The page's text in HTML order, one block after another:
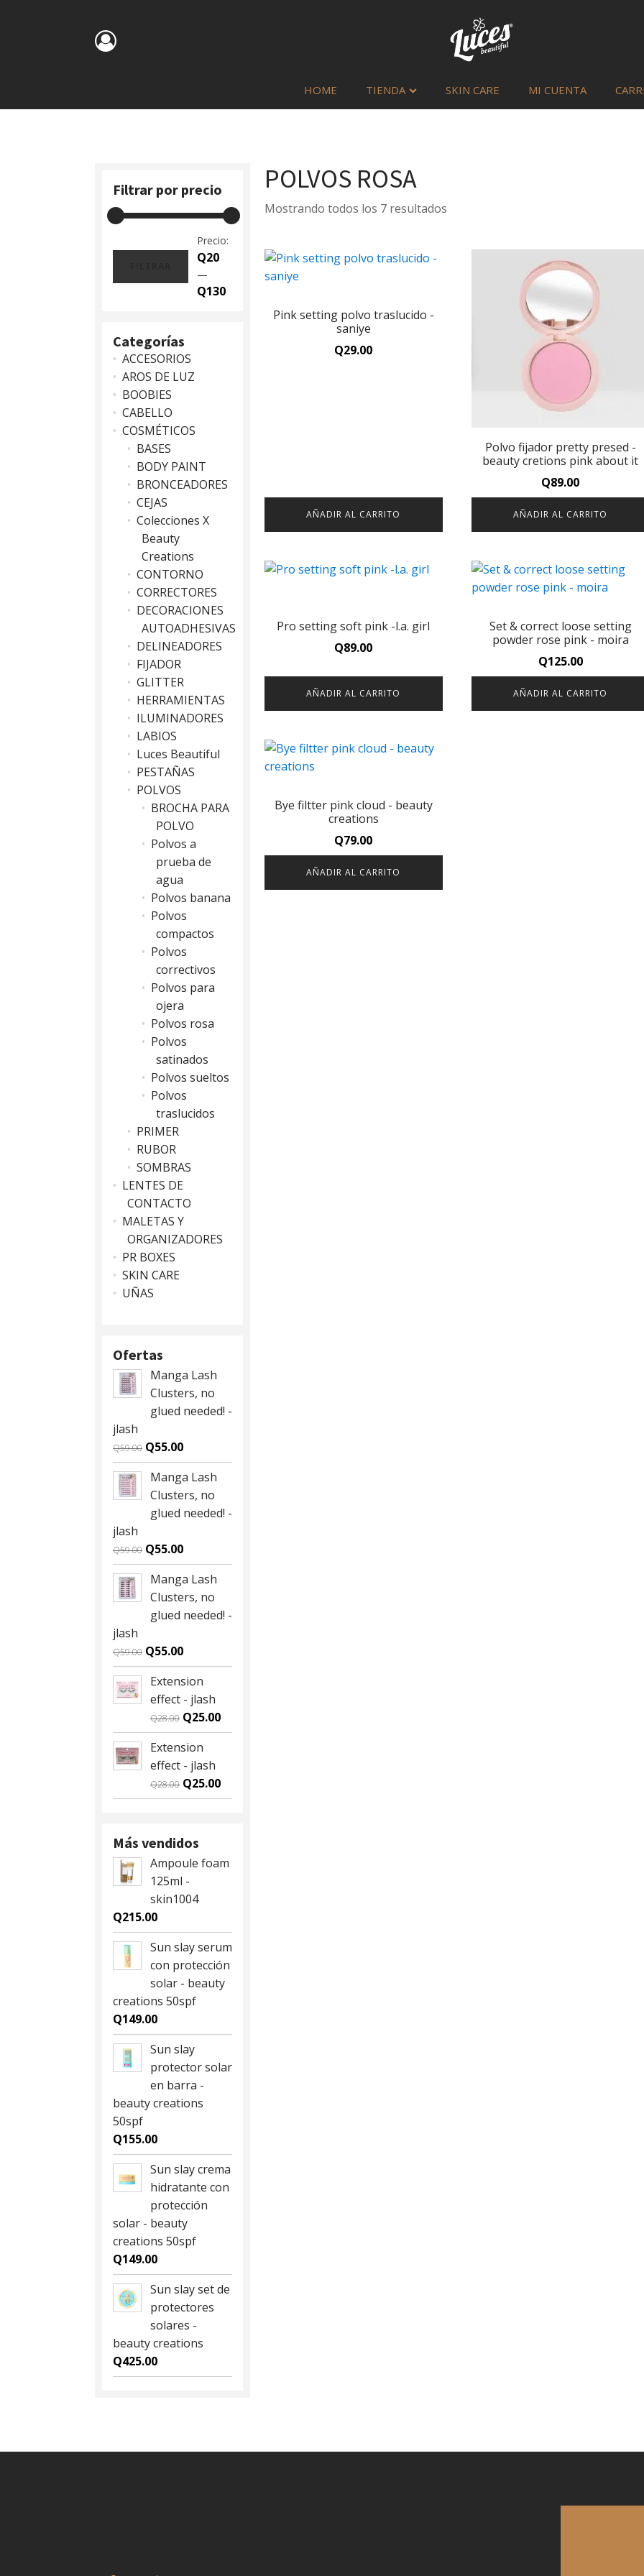
HOME TIENDA SKIN CARE MI CUENTA
Filtrar por precio
Precio
Precio
Precio:
Q20
—
Q130
Categorías
ACCESORIOS
AROS DE LUZ
BOOBIES
CABELLO
COSMÉTICOS
BASES
BODY PAINT
BRONCEADORES
CEJAS
Colecciones X
Beauty
Creations
CONTORNO
CORRECTORES
DECORACIONES
AUTOADHESIVAS
DELINEADORES
FIJADOR
GLITTER
HERRAMIENTAS
ILUMINADORES
LABIOS
Luces Beautiful
PESTAÑAS
POLVOS
BROCHA PARA
POLVO
Polvos a
prueba de
agua
Polvos banana
Polvos
compactos
Polvos
correctivos
Polvos para
ojera
Polvos rosa
Polvos
satinados
Polvos sueltos
Polvos
traslucidos
PRIMER
RUBOR
SOMBRAS
LENTES DE
CONTACTO
MALETAS Y
ORGANIZADORES
PR BOXES
SKIN CARE
UÑAS
Ofertas
Manga Lash
Clusters, no
glued needed! -
jlash
Q59.00 Original
price
was:
Q59.00.
Q55.00Current
price
is:
Q55.00.
Manga Lash
Clusters, no
glued needed! -
jlash
Q59.00 Original
price
was:
Q59.00.
Q55.00Current
price
is:
Q55.00.
Manga Lash
Clusters, no
glued needed! -
jlash
Q59.00 Original
price
was:
Q59.00.
Q55.00Current
price
is:
Q55.00.
Extension
effect - jlash
Q28.00 Original
price
was:
Q28.00.
Q25.00Current
price
Extension
effect - jlash
Q28.00 Original
price
Q28.00.
Q25.00Current
price
Más vendidos
Ampoule foam
125ml -
skin1004
Q215.00
Sun slay serum
con protección
solar - beauty
creations 50spf
Q149.00
Sun slay
protector solar
en barra -
beauty creations
50spf
Q155.00
Sun slay crema
hidratante con
protección
solar - beauty
creations 50spf
Q149.00
Sun slay set de
protectores
solares -
beauty creations
Q425.00
POLVOS ROSA
Mostrando todos los 7 resultados
Pink setting polvo traslucido -
saniye
Q29.00
AÑADIR AL CARRITO
Polvo fijador pretty presed -
beauty cretions pink about it
Q89.00
AÑADIR AL CARRITO
Pro setting soft pink -l.a. girl
Q89.00
AÑADIR AL CARRITO
Set & correct loose setting
powder rose pink - moira
Q125.00
AÑADIR AL CARRITO
Bye filtter pink cloud - beauty
creations
Q79.00
AÑADIR AL CARRITO